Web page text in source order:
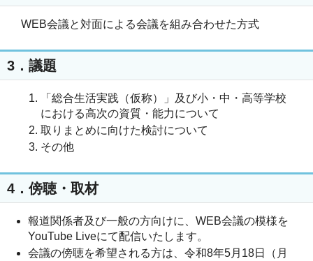
WEB会議と対面による会議を組み合わせた方式
3．議題
「総合生活実践（仮称）」及び小・中・高等学校
における高次の資質・能力について
取りまとめに向けた検討について
その他
4．傍聴・取材
報道関係者及び一般の方向けに、WEB会議の模様を
YouTube Liveにて配信いたします。
会議の傍聴を希望される方は、令和8年5月18日（月